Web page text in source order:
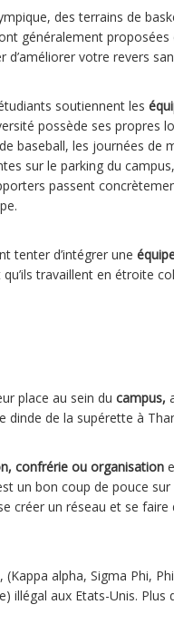
des terrains de
généralement
votre revers
soutiennent les
possède ses propres
baseball, les journées de
sur le parking du
passent
tenter d’intégrer une
travaillent en étroite
place au sein du campus,
dinde de la supérette à
confrérie ou organisation
un bon coup de pouce
créer un réseau et se
alpha, Sigma Phi,
illégal aux Etats-Unis. Plus